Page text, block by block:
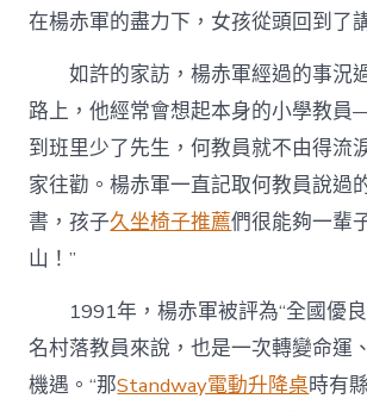
在楊赤軍的盡力下，女孩從頭回到了
如許的家訪，楊赤軍經過的事況
路上，他經常會想起本身的小學教
到班里少了先生，何教員就不由得流
家往勸。楊赤軍一直記取何教員說過
書，孩子久坐椅子推薦們很能夠一輩
山！”
1991年，楊赤軍被評為“全國優
名村落教員來說，也是一次轉變命運
機遇。“那Standway電動升降桌時有